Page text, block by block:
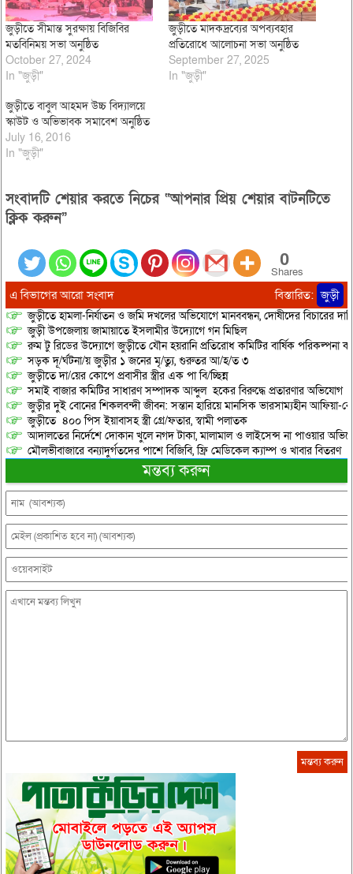
জুড়ীতে সীমান্ত সুরক্ষায় বিজিবির
মতবিনিময় সভা অনুষ্ঠিত
October 27, 2024
In "জুড়ী"
জুড়ীতে মাদকদ্রব্যের অপব্যবহার
প্রতিরোধে আলোচনা সভা অনুষ্ঠিত
September 27, 2025
In "জুড়ী"
জুড়ীতে বাবুল আহমদ উচ্চ বিদ্যালয়ে
স্কাউট ও অভিভাবক সমাবেশ অনুষ্ঠিত
July 16, 2016
In "জুড়ী"
সংবাদটি শেয়ার করতে নিচের “আপনার প্রিয় শেয়ার বাটনটিতে
ক্লিক করুন”
0
Shares
এ বিভাগের আরো সংবাদ বিস্তারিত: জুড়ী
জুড়ীতে হামলা-নির্যাতন ও জমি দখলের অভিযোগে মানববন্ধন, দোষীদের বিচারের দাবি
জুড়ী উপজেলায় জামায়াতে ইসলামীর উদ্যোগে গন মিছিল
রুম টু রিডের উদ্যোগে জুড়ীতে যৌন হয়রানি প্রতিরোধ কমিটির বার্ষিক পরিকল্পনা
সড়ক দূ/র্ঘটনা/য় জুড়ীর ১ জনের মৃ/ত্যু, গুরুতর আ/হ/ত ৩
জুড়ীতে দা/য়ের কোপে প্রবাসীর স্ত্রীর এক পা বি/চ্ছিন্ন
সমাই বাজার কমিটির সাধারণ সম্পাদক আব্দুল হকের বিরুদ্ধে প্রতারণার অভিযোগ
জুড়ীর দুই বোনের শিকলবন্দী জীবন: সন্তান হারিয়ে মানসিক ভারসাম্যহীন আফিয়া-
জুড়ীতে ৪০০ পিস ইয়াবাসহ স্ত্রী গ্রে/ফতার, স্বামী পলাতক
আদালতের নির্দেশে দোকান খুলে নগদ টাকা, মালামাল ও লাইসেন্স না পাওয়ার
মৌলভীবাজারে বন্যাদুর্গতদের পাশে বিজিবি, ফ্রি মেডিকেল ক্যাম্প ও খাবার বিতরণ
মন্তব্য করুন